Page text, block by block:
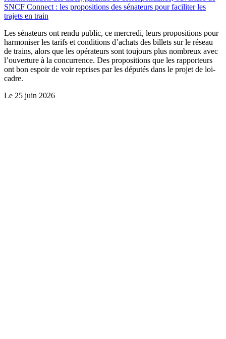
SNCF Connect : les propositions des sénateurs pour faciliter les
trajets en train
Les sénateurs ont rendu public, ce mercredi, leurs propositions pour
harmoniser les tarifs et conditions d’achats des billets sur le réseau
de trains, alors que les opérateurs sont toujours plus nombreux avec
l’ouverture à la concurrence. Des propositions que les rapporteurs
ont bon espoir de voir reprises par les députés dans le projet de loi-
cadre.
Le 25 juin 2026